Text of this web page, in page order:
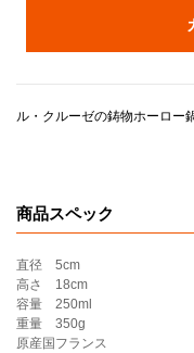
経年の汚れにも効果が期待で
[成分]
・世界で信頼されている、フラン
＊ECOCERT(エコサート)は､1991年に設立、フランスのトゥールズに
※製品名・製品ラベル・ラベ
順次切替のため、旧ラベルの
商品スペック
直径
5cm
高さ
18cm
容量
250ml
重量
350g
原産国 フランス